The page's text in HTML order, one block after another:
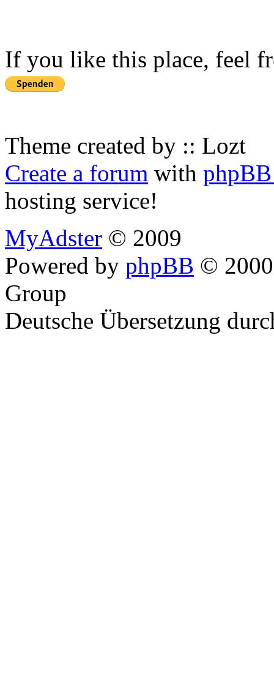
If you like this place, feel
Theme created by :: Lozt
Create a forum with
hosting service!
MyAdster © 2009
Powered by phpBB ©
Group
Deutsche Übersetzung